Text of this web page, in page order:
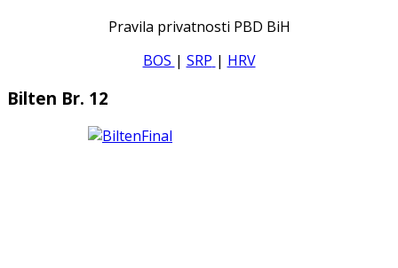
Pravila privatnosti PBD BiH
BOS | SRP | HRV
Bilten Br. 12